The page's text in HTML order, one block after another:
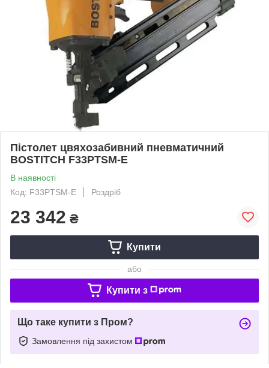
Пістолет цвяхозабивний пневматичний
BOSTITCH F33PTSM-E
В наявності
Код: F33PTSM-E
Роздріб
23 342 ₴
Купити
або
Купити з
Що таке купити з Пром?
Замовлення під захистом